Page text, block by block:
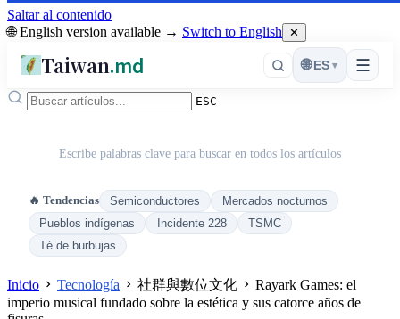
Saltar al contenido
🌐 English version available → Switch to English ✕
Taiwan.md ☰
🌐 ES ▾
ESC
Escribe palabras clave para buscar en todos los artículos
🔥 Tendencias Semiconductores
Mercados nocturnos
Pueblos indígenas
Incidente 228
TSMC
Té de burbujas
Inicio Tecnología 社群與數位文化
Rayark Games: el
imperio musical fundado sobre la estética y sus catorce años de